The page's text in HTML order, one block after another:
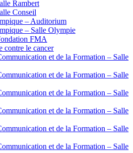
Rambert
Conseil
– Auditorium
– Salle Olympie
FMA
contre le cancer
et de la Formation – Salle
et de la Formation – Salle
et de la Formation – Salle
et de la Formation – Salle
et de la Formation – Salle
et de la Formation – Salle